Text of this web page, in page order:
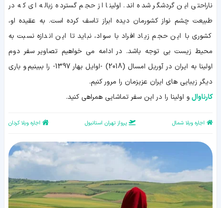
ناراحتی این گردشگر شده اند. اولینا از حجم گسترده زباله ای که در
طبیعت چشم نواز کشورمان دیده ابراز تاسف کرده است. به عقیده او،
کشوری با این حجم زیاد افراد با سواد، نباید تا این اندازه نسبت به
محیط زیست بی توجه باشد. در ادامه می خواهیم تصاویر سفر دوم
اولینا به ایران در آوریل امسال (2018) -اوایل بهار 1397- را ببینیم و باری
دیگر زیبایی های ایران عزیزمان را مرور کنیم.
کارناوال و اولینا را در این سفر تماشایی همراهی کنید.
اجاره ویلا شمال پرواز تهران استانبول اجاره ویلا کردان